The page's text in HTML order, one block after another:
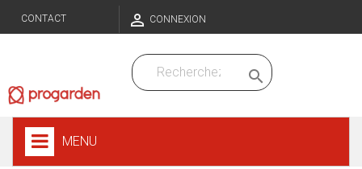
CONTACT  CONNEXION

MENU